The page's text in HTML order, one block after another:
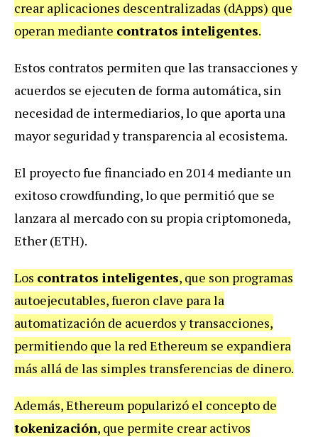
crear aplicaciones descentralizadas (dApps) que
operan mediante contratos inteligentes.
Estos contratos permiten que las transacciones y
acuerdos se ejecuten de forma automática, sin
necesidad de intermediarios, lo que aporta una
mayor seguridad y transparencia al ecosistema.
El proyecto fue financiado en 2014 mediante un
exitoso crowdfunding, lo que permitió que se
lanzara al mercado con su propia criptomoneda,
Ether (ETH).
Los contratos inteligentes, que son programas
autoejecutables, fueron clave para la
automatización de acuerdos y transacciones,
permitiendo que la red Ethereum se expandiera
más allá de las simples transferencias de dinero.
Además, Ethereum popularizó el concepto de
tokenización, que permite crear activos